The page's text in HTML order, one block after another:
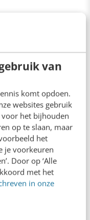
van
komt opdoen.
websites gebruik
het bijhouden
op te slaan, maar
het
je voorkeuren
Door op ‘Alle
met het
in onze
een
van de match
De